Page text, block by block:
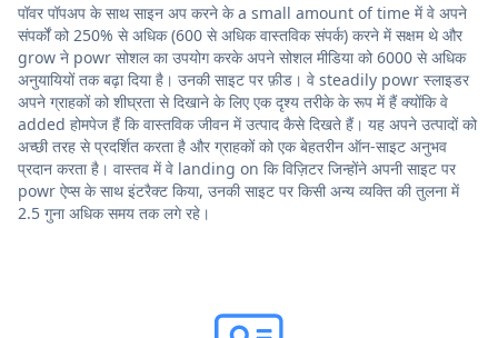
पॉवर पॉपअप के साथ साइन अप करने के a small amount of time में वे अपने
संपर्कों को 250% से अधिक (600 से अधिक वास्तविक संपर्क) करने में सक्षम थे और
grow ने powr सोशल का उपयोग करके अपने सोशल मीडिया को 6000 से अधिक
अनुयायियों तक बढ़ा दिया है। उनकी साइट पर फ़ीड। वे steadily powr स्लाइडर
अपने ग्राहकों को शीघ्रता से दिखाने के लिए एक दृश्य तरीके के रूप में हैं क्योंकि वे
added होमपेज हैं कि वास्तविक जीवन में उत्पाद कैसे दिखते हैं। यह अपने उत्पादों को
अच्छी तरह से प्रदर्शित करता है और ग्राहकों को एक बेहतरीन ऑन-साइट अनुभव
प्रदान करता है। वास्तव में वे landing on कि विज़िटर जिन्होंने अपनी साइट पर
powr ऐप्स के साथ इंटरैक्ट किया, उनकी साइट पर किसी अन्य व्यक्ति की तुलना में
2.5 गुना अधिक समय तक लगे रहे।